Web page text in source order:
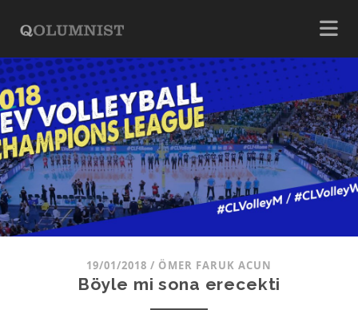
19/01/2018 / ÖMER FARUK ACUN
Böyle mi sona erecekti